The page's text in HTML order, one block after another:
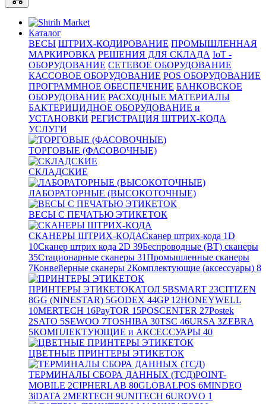
Каталог
ВЕСЫ ШТРИХ-КОДИРОВАНИЕ ПРОМЫШЛЕННАЯ
МАРКИРОВКА РЕШЕНИЯ ДЛЯ СКЛАДА IoT -
ОБОРУДОВАНИЕ СЕТЕВОЕ ОБОРУДОВАНИЕ
КАССОВОЕ ОБОРУДОВАНИЕ POS ОБОРУДОВАНИЕ
ПРОГРАММНОЕ ОБЕСПЕЧЕНИЕ БАНКОВСКОЕ
ОБОРУДОВАНИЕ РАСХОДНЫЕ МАТЕРИАЛЫ
БАКТЕРИЦИДНОЕ ОБОРУДОВАНИЕ и
УСТАНОВКИ РЕГИСТРАЦИЯ ШТРИХ-КОДА
УСЛУГИ
ТОРГОВЫЕ (ФАСОВОЧНЫЕ)
СКЛАДСКИЕ
ЛАБОРАТОРНЫЕ (ВЫСОКОТОЧНЫЕ)
ВЕСЫ С ПЕЧАТЬЮ ЭТИКЕТОК
СКАНЕРЫ ШТРИХ-КОДАСканер штрих-кода 1D
10Сканер штрих кода 2D 39Беспроводные (BT) сканеры
35Стационарные сканеры 31Промышленные сканеры
7Конвейерные сканеры 2Комплектующие (аксессуары) 8
ПРИНТЕРЫ ЭТИКЕТОКАТОЛ 5BSMART 23CITIZEN
8GG (NINESTAR) 5GODEX 44GP12HONEYWELL
10MERTECH 16PayTOR 15POSCENTER 27Postek
2SATO 5SEWOO 7TOSHIBA 30TSC 46URSA 3ZEBRA
5КОМПЛЕКТУЮЩИЕ и АКСЕССУАРЫ 40
ЦВЕТНЫЕ ПРИНТЕРЫ ЭТИКЕТОК
ТЕРМИНАЛЫ СБОРА ДАННЫХ (ТСД)POINT-
MOBILE 2CIPHERLAB 80GLOBALPOS 6MINDEO
3iDATA 2MERTECH 9UNITECH 6UROVO 1